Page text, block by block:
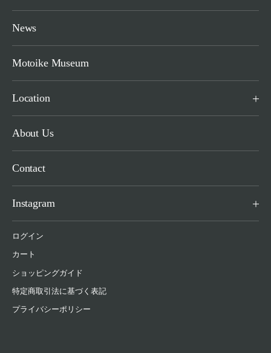
News
Motoike Museum
Location
About Us
Contact
Instagram
ログイン
カート
ショッピングガイド
特定商取引法に基づく表記
プライバシーポリシー